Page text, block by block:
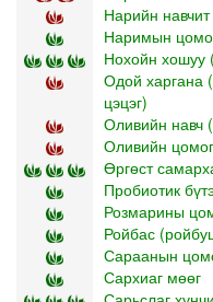
Нарийн навчит
Наримын
Нохойн хошуу
Одой харгана
цэцэг)
Оливийн навч
Оливийн цомог
Өргөст
Пробиотик
Розмарины
Ройбас
Сараанын
Сархиаг мөөг